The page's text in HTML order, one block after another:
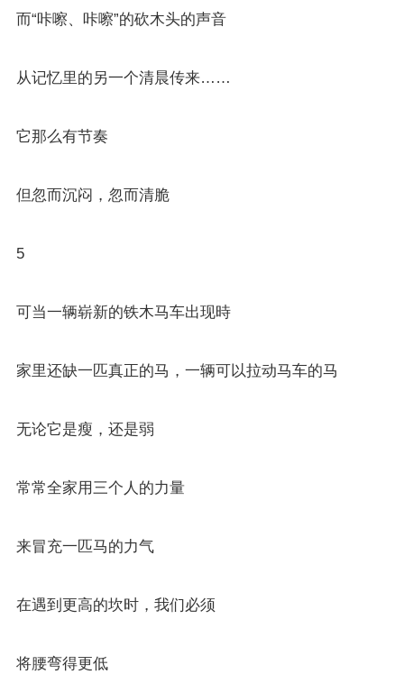
而“咔嚓、咔嚓”的砍木头的声音
从记忆里的另一个清晨传来……
它那么有节奏
但忽而沉闷，忽而清脆
5
可当一辆崭新的铁木马车出现時
家里还缺一匹真正的马，一辆可以拉动马车的马
无论它是瘦，还是弱
常常全家用三个人的力量
来冒充一匹马的力气
在遇到更高的坎时，我们必须
将腰弯得更低